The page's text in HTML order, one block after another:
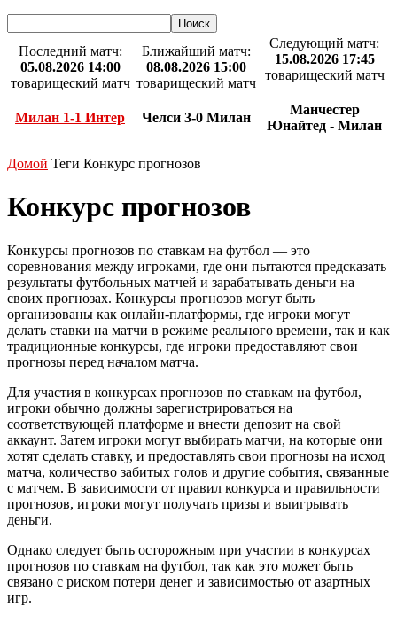
Последний матч:
05.08.2026 14:00
товарищеский матч
Милан 1-1 Интер
Ближайший матч:
08.08.2026 15:00
товарищеский матч
Челси 3-0 Милан
Следующий матч:
15.08.2026 17:45
товарищеский матч
Манчестер
Юнайтед - Милан
Домой Теги Конкурс прогнозов
Конкурс прогнозов
Конкурсы прогнозов по ставкам на футбол — это
соревнования между игроками, где они пытаются предсказать
результаты футбольных матчей и зарабатывать деньги на
своих прогнозах. Конкурсы прогнозов могут быть
организованы как онлайн-платформы, где игроки могут
делать ставки на матчи в режиме реального времени, так и как
традиционные конкурсы, где игроки предоставляют свои
прогнозы перед началом матча.
Для участия в конкурсах прогнозов по ставкам на футбол,
игроки обычно должны зарегистрироваться на
соответствующей платформе и внести депозит на свой
аккаунт. Затем игроки могут выбирать матчи, на которые они
хотят сделать ставку, и предоставлять свои прогнозы на исход
матча, количество забитых голов и другие события, связанные
с матчем. В зависимости от правил конкурса и правильности
прогнозов, игроки могут получать призы и выигрывать
деньги.
Однако следует быть осторожным при участии в конкурсах
прогнозов по ставкам на футбол, так как это может быть
связано с риском потери денег и зависимостью от азартных
игр.